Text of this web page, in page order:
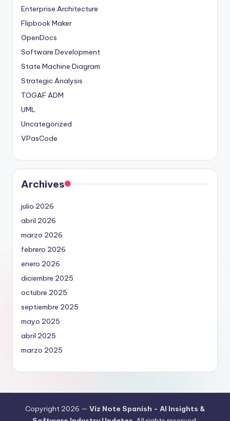
Enterprise Architecture
Flipbook Maker
OpenDocs
Software Development
State Machine Diagram
Strategic Analysis
TOGAF ADM
UML
Uncategorized
VPasCode
Archives
julio 2026
abril 2026
marzo 2026
febrero 2026
enero 2026
diciembre 2025
octubre 2025
septiembre 2025
mayo 2025
abril 2025
marzo 2025
Copyright 2026 — Viz Note Spanish - AI Insights &